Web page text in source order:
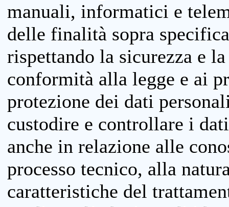
manuali, informatici e
delle finalità sopra
rispettando la sicurezza e
conformità alla legge e ai
protezione dei dati
custodire e controllare i
anche in relazione alle
processo tecnico, alla
caratteristiche del